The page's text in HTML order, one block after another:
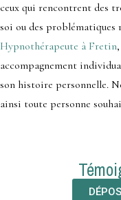
ceux qui rencontrent des
soi ou des problématiques
Hypnothérapeute à Fretin
accompagnement
son histoire personnelle.
ainsi toute personne